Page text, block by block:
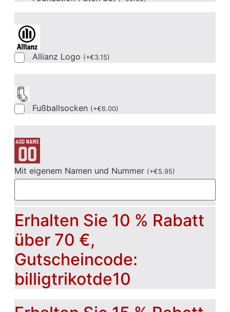
Allianz Logo (+€3.15)
Fußballsocken (+€6.00)
Mit eigenem Namen und Nummer (+€5.95)
Erhalten Sie 10 % Rabatt
über 70 €,
Gutscheincode:
billigtrikotde10